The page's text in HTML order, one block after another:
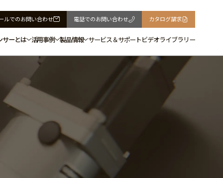
ルでのお問い合わせ 電話でのお問い合わせ カタログ請求
サーとは 活用事例 製品情報 サービス＆サポートビデオライブラリー
くり
リー